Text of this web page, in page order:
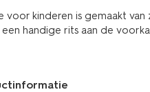
voor kinderen is gemaakt
handige rits aan de